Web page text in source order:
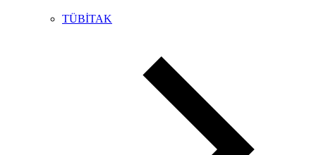
TÜBİTAK